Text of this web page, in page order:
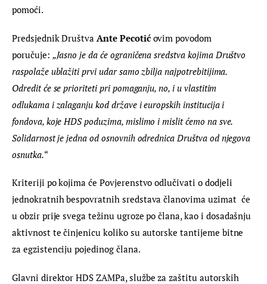
pomoći.
Predsjednik Društva Ante Pecotić ovim povodom
poručuje: „Jasno je da će ograničena sredstva kojima Društvo
raspolaže ublažiti prvi udar samo zbilja najpotrebitijima.
Odredit će se prioriteti pri pomaganju, no, i u vlastitim
odlukama i zalaganju kod države i europskih institucija i
fondova, koje HDS poduzima, mislimo i mislit ćemo na sve.
Solidarnost je jedna od osnovnih odrednica Društva od njegova
osnutka.“
Kriteriji po kojima će Povjerenstvo odlučivati o dodjeli
jednokratnih bespovratnih sredstava članovima uzimat  će
u obzir prije svega težinu ugroze po člana, kao i dosadašnju
aktivnost te činjenicu koliko su autorske tantijeme bitne
za egzistenciju pojedinog člana.
Glavni direktor HDS ZAMPa, službe za zaštitu autorskih